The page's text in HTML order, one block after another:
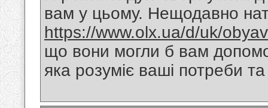
вам у цьому. Нещодавно
https://www.olx.ua/d/uk/
що вони могли б вам
яка розуміє ваші потреби